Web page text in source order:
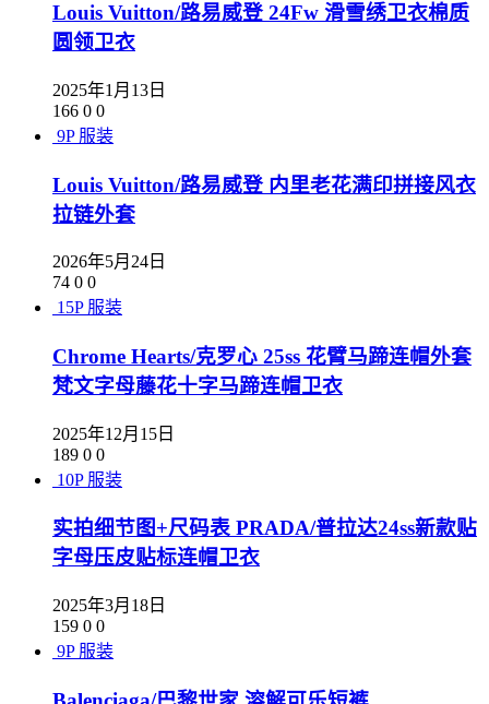
Louis Vuitton/路易威登 24Fw 滑雪绣卫衣棉质
圆领卫衣
2025年1月13日
166 0 0
9P 服装
Louis Vuitton/路易威登 内里老花满印拼接风衣
拉链外套
2026年5月24日
74 0 0
15P 服装
Chrome Hearts/克罗心 25ss 花臂马蹄连帽外套
梵文字母藤花十字马蹄连帽卫衣
2025年12月15日
189 0 0
10P 服装
实拍细节图+尺码表 PRADA/普拉达24ss新款贴
字母压皮贴标连帽卫衣
2025年3月18日
159 0 0
9P 服装